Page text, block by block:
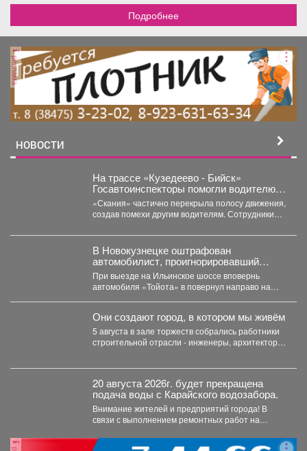
Подробнее
реклама
НОВОСТИ
На трассе «Кузедеево - Бийск»
Госавтоинспекторы помогли водителю
застрявшего в кювете грузовика.
«Скания» частично перекрыла полосу движения,
создав помехи другим водителям. Сотрудники
В Новокузнецке оштрафован
автомобилист, проигнорировавший
запрещающий сигнал светофора
При выезде на Ильинское шоссе вповернь
автомобиля «Тойота» в повернул направо на
Они создают город, в котором мы живём
5 августа в зале торжеств собрались работники
строительной отрасли - инженеры, архитекторы,
20 августа 2026г. будет прекращена
подача воды с Карайского водозабора.
Внимание жителей и предприятий города! В
связи с выполнением ремонтных работ на